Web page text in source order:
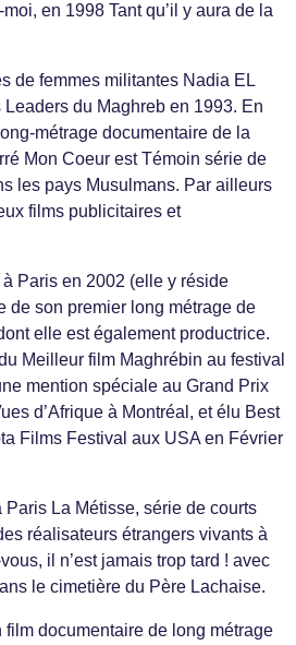
en 1998 Tant qu’il y aura de la
de femmes militantes Nadia EL
du Maghreb en 1993. En
métrage documentaire de la
Mon Coeur est Témoin série de
les pays Musulmans. Par ailleurs
films publicitaires et
Paris en 2002 (elle y réside
de son premier long métrage de
elle est également productrice.
Meilleur film Maghrébin au festival
mention spéciale au Grand Prix
d’Afrique à Montréal, et élu Best
Films Festival aux USA en Février
La Métisse, série de courts
réalisateurs étrangers vivants à
il n’est jamais trop tard ! avec
le cimetière du Père Lachaise.
documentaire de long métrage